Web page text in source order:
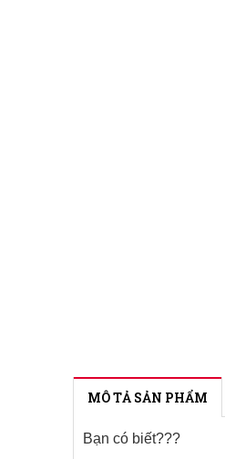
MÔ TẢ SẢN PHẨM
Bạn có biết???